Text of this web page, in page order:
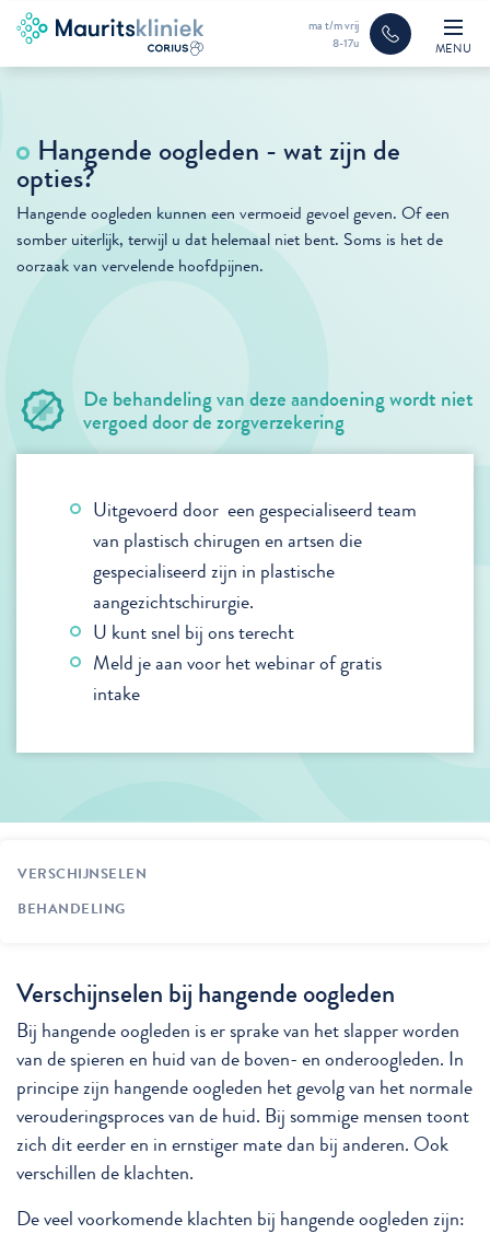
ma t/m vrij
8-17u
MENU
Hangende oogleden - wat zijn de
opties?
Hangende oogleden kunnen een vermoeid gevoel geven. Of een
somber uiterlijk, terwijl u dat helemaal niet bent. Soms is het de
oorzaak van vervelende hoofdpijnen.
De behandeling van deze aandoening wordt niet
vergoed door de zorgverzekering
Uitgevoerd door een gespecialiseerd team
van plastisch chirugen en artsen die
gespecialiseerd zijn in plastische
aangezichtschirurgie.
U kunt snel bij ons terecht
Meld je aan voor het webinar of gratis
intake
VERSCHIJNSELEN
BEHANDELING
Verschijnselen bij hangende oogleden
Bij hangende oogleden is er sprake van het slapper worden
van de spieren en huid van de boven- en onderoogleden. In
principe zijn hangende oogleden het gevolg van het normale
verouderingsproces van de huid. Bij sommige mensen toont
zich dit eerder en in ernstiger mate dan bij anderen. Ook
verschillen de klachten.
De veel voorkomende klachten bij hangende oogleden zijn: